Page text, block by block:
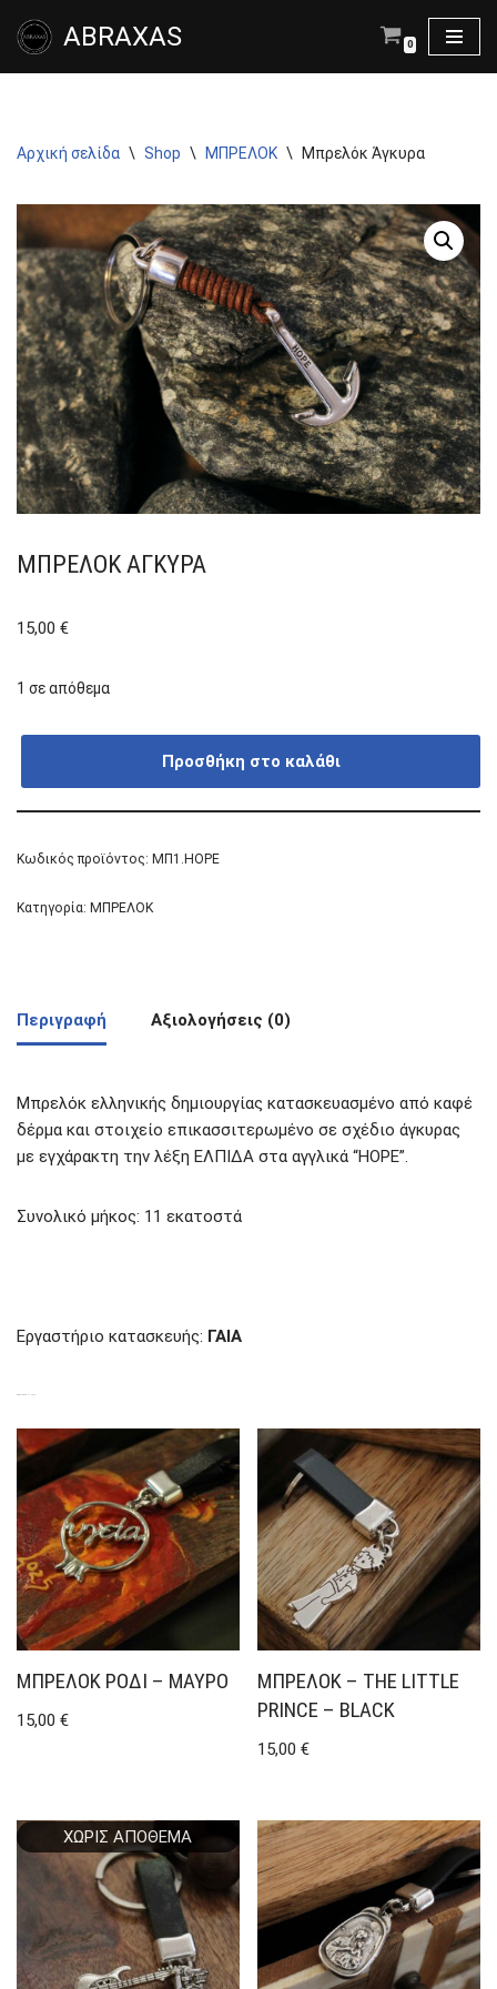
Μεταπηδήστε
ABRAXAS 0
Αρχική σελίδα \ Shop \ ΜΠΡΕΛΟΚ \ Μπρελόκ Άγκυρα
ΜΠΡΕΛΌΚ ΆΓΚΥΡΑ
15,00 €
1 σε απόθεμα
Προσθήκη στο καλάθι
Κωδικός προϊόντος: ΜΠ1.HOPE
Κατηγορία: ΜΠΡΕΛΟΚ
Περιγραφή Αξιολογήσεις (0)
Μπρελόκ ελληνικής δημιουργίας κατασκευασμένο από καφέ
δέρμα και στοιχείο επικασσιτερωμένο σε σχέδιο άγκυρας
με εγχάρακτη την λέξη ΕΛΠΙΔΑ στα αγγλικά “HOPE”.
Συνολικό μήκος: 11 εκατοστά
Εργαστήριο κατασκευής: ΓΑΙΑ
ΜΠΡΕΛΌΚ ΡΌΔΙ – ΜΑΎΡΟ
15,00 €
ΜΠΡΕΛΌΚ – THE LITTLE
PRINCE – BLACK
15,00€
ΧΩΡΊΣ ΑΠΌΘΕΜΑ